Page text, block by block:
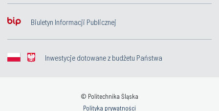
Biuletyn Informacji Publicznej
Inwestycje dotowane z budżetu Państwa
© Politechnika Śląska
Polityka prywatności